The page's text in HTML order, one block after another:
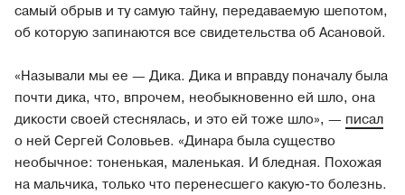
самый обрыв и ту самую тайну, передаваемую шепотом,
об которую запинаются все свидетельства об Асановой.
«Называли мы ее — Дика. Дика и вправду поначалу была
почти дика, что, впрочем, необыкновенно ей шло, она
дикости своей стеснялась, и это ей тоже шло», — писал
о ней Сергей Соловьев. «Динара была существо
необычное: тоненькая, маленькая. И бледная. Похожая
на мальчика, только что перенесшего какую-то болезнь.